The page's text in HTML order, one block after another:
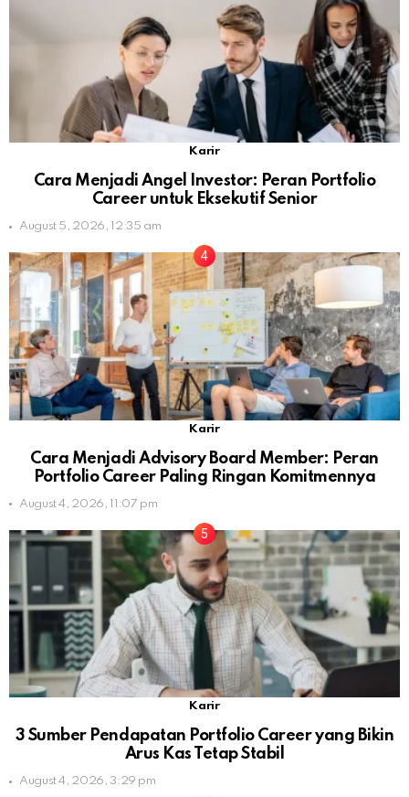
Karir
Cara Menjadi Angel Investor: Peran Portfolio
Career untuk Eksekutif Senior
August 5, 2026, 12:35 am
Karir
Cara Menjadi Advisory Board Member: Peran
Portfolio Career Paling Ringan Komitmennya
August 4, 2026, 11:07 pm
Karir
3 Sumber Pendapatan Portfolio Career yang Bikin
Arus Kas Tetap Stabil
August 4, 2026, 3:29 pm